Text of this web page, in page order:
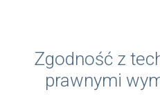
Zgodność z
prawnymi